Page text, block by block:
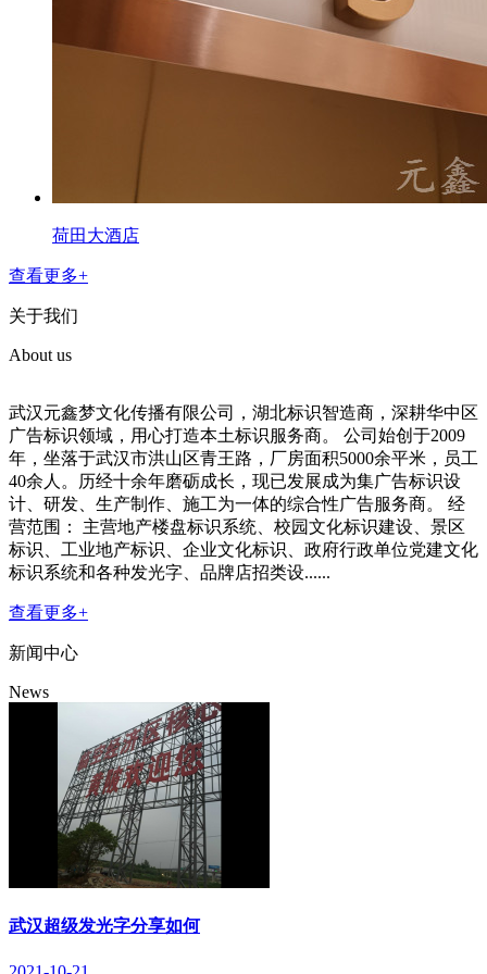
荷田大酒店
查看更多+
关于我们
About us
武汉元鑫梦文化传播有限公司，湖北标识智造商，深耕华中区
广告标识领域，用心打造本土标识服务商。 公司始创于2009
年，坐落于武汉市洪山区青王路，厂房面积5000余平米，员工
40余人。历经十余年磨砺成长，现已发展成为集广告标识设
计、研发、生产制作、施工为一体的综合性广告服务商。 经
营范围： 主营地产楼盘标识系统、校园文化标识建设、景区
标识、工业地产标识、企业文化标识、政府行政单位党建文化
标识系统和各种发光字、品牌店招类设......
查看更多+
新闻中心
News
武汉超级发光字分享如何